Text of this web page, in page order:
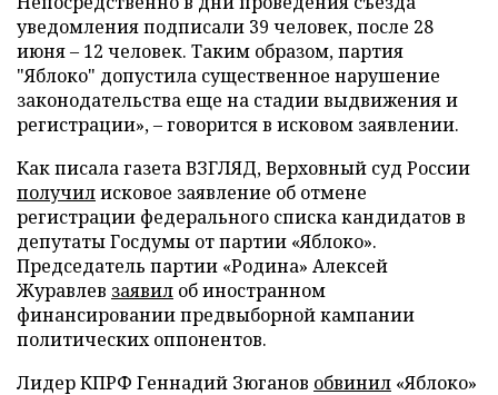
уведомления подписали 39 человек, после 28
июня – 12 человек. Таким образом, партия
"Яблоко" допустила существенное нарушение
законодательства еще на стадии выдвижения и
регистрации», – говорится в исковом заявлении.
Как писала газета ВЗГЛЯД, Верховный суд России
получилисковое заявление об отмене
регистрации федерального списка кандидатов в
депутаты Госдумы от партии «Яблоко».
Председатель партии «Родина» Алексей
Журавлев заявил об иностранном
финансировании предвыборной кампании
политических оппонентов.
Лидер КПРФ Геннадий Зюганов обвинил «Яблоко»